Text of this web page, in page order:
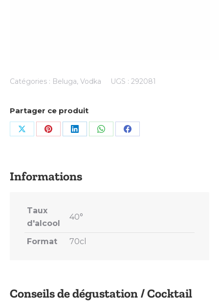
Catégories : Beluga, Vodka UGS : 292081
Partager ce produit
Share Share Share Share Share
Conseils de dégustation / Cocktail
Taux
d'alcool
40°
Format 70cl